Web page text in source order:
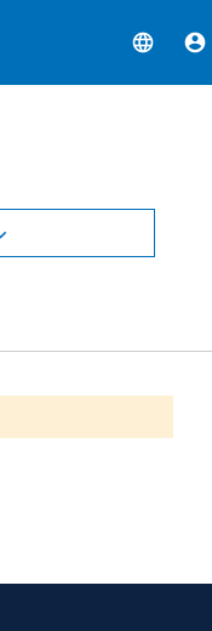
language account_circle